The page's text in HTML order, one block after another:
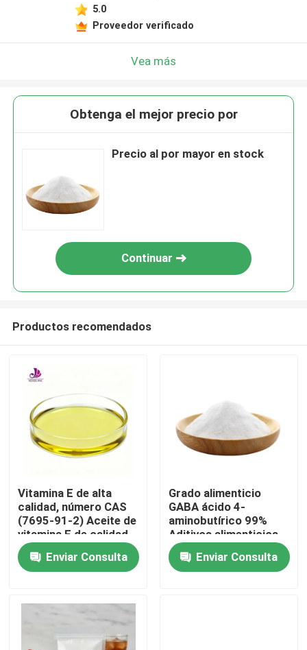
Hogar
5.0
Proveedor verificado
Vea más
Obtenga el mejor precio por
Precio al por mayor en stock
Continuar
Productos recomendados
Vitamina E de alta
calidad, número CAS
(7695-91-2) Aceite de
vitamina E de calidad
alimentaria
Enviar Consulta
Grado alimenticio
GABA ácido 4-
aminobutírico 99%
Aditivos alimenticios
Enviar Consulta